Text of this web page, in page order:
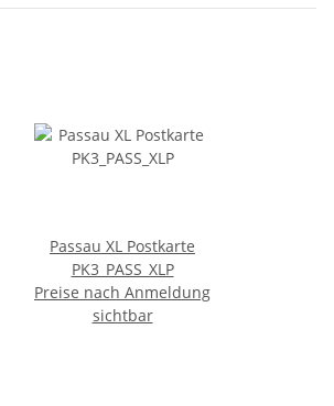
Passau XL Postkarte
PK3_PASS_XLP
Preise nach Anmeldung
sichtbar